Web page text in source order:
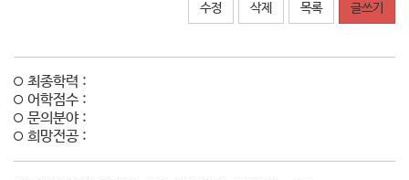
수정 삭제 목록 글쓰기
최종학력 :
어학점수 :
문의분야 :
희망전공 :